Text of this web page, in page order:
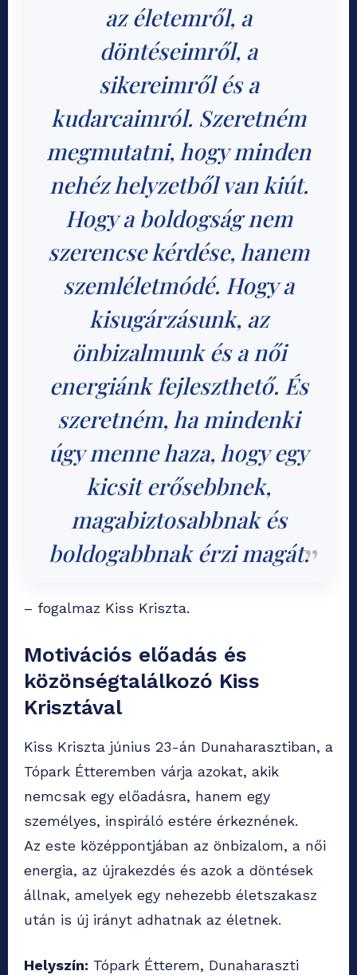
az életemről, a
döntéseimről, a
sikereimről és a
kudarcaimról. Szeretném
megmutatni, hogy minden
nehéz helyzetből van kiút.
Hogy a boldogság nem
szerencse kérdése, hanem
szemléletmódé. Hogy a
kisugárzásunk, az
önbizalmunk és a női
energiánk fejleszthető. És
szeretném, ha mindenki
úgy menne haza, hogy egy
kicsit erősebbnek,
magabiztosabbnak és
boldogabbnak érzi magát.
– fogalmaz Kiss Kriszta.
Motivációs előadás és
közönségtalálkozó Kiss
Krisztával
Kiss Kriszta június 23-án Dunaharasztiban, a
Tópark Étteremben várja azokat, akik
nemcsak egy előadásra, hanem egy
személyes, inspiráló estére érkeznének.
Az este középpontjában az önbizalom, a női
energia, az újrakezdés és azok a döntések
állnak, amelyek egy nehezebb életszakasz
után is új irányt adhatnak az életnek.
Helyszín: Tópark Étterem, Dunaharaszti